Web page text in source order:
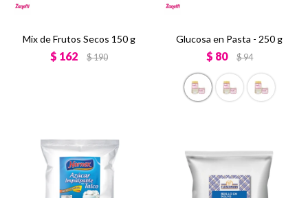
Mix de Frutos Secos 150 g
$ 162 $190
Glucosa en Pasta - 250 g
$ 80 $94